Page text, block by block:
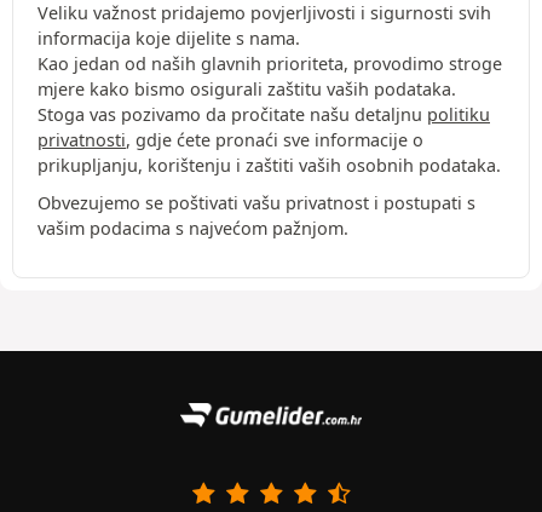
Veliku važnost pridajemo povjerljivosti i sigurnosti svih
informacija koje dijelite s nama.
Kao jedan od naših glavnih prioriteta, provodimo stroge
mjere kako bismo osigurali zaštitu vaših podataka.
Stoga vas pozivamo da pročitate našu detaljnu politiku
privatnosti, gdje ćete pronaći sve informacije o
prikupljanju, korištenju i zaštiti vaših osobnih podataka.
Obvezujemo se poštivati vašu privatnost i postupati s
vašim podacima s najvećom pažnjom.